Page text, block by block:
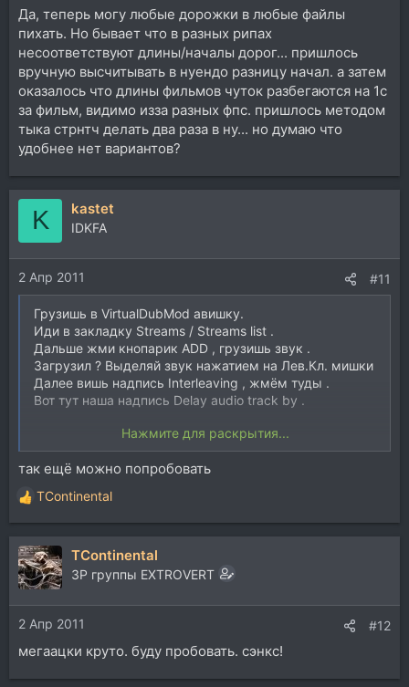
Да, теперь могу любые дорожки в любые файлы
пихать. Но бывает что в разных рипах
несоответствуют длины/началы дорог... пришлось
вручную высчитывать в нуендо разницу начал. а затем
оказалось что длины фильмов чуток разбегаются на 1с
за фильм, видимо изза разных фпс. пришлось методом
тыка стрнтч делать два раза в ну... но думаю что
удобнее нет вариантов?
K kastet
IDKFA
2 Апр 2011 #11
Грузишь в VirtualDubMod авишку.
Иди в закладку Streams / Streams list .
Дальше жми кнопарик ADD , грузишь звук .
Загрузил ? Выделяй звук нажатием на Лев.Кл. мишки
Далее вишь надпись Interleaving , жмём туды .
Вот тут наша надпись Delay audio track by .
В VDub'е есть ещё интересная фичка - в меню Video-
>FrameRate есть пимпочка Change so video and audio
фильма, то можно попользовать эту пимпу. А если и
вначале тоже, то тогда Delay спасёт
Нажмите для раскрытия...
так ещё можно попробовать
Р
е
а
к
ц
и
и
:
TContinental
TContinental
ЗР группы EXTROVERT
2 Апр 2011 #12
мегаацки круто. буду пробовать. сэнкс!